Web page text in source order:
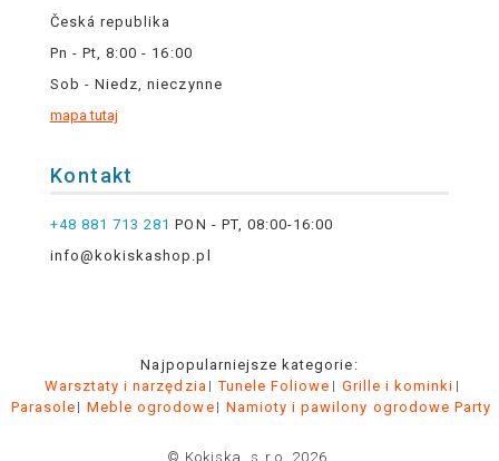
Česká republika
Pn - Pt, 8:00 - 16:00
Sob - Niedz, nieczynne
mapa tutaj
Kontakt
+48 881 713 281 PON - PT, 08:00-16:00
info@kokiskashop.pl
Najpopularniejsze kategorie:
Warsztaty i narzędzia
Tunele Foliowe
Grille i kominki
Parasole
Meble ogrodowe Namioty i pawilony ogrodowe Party
© Kokiska, s.r.o. 2026.